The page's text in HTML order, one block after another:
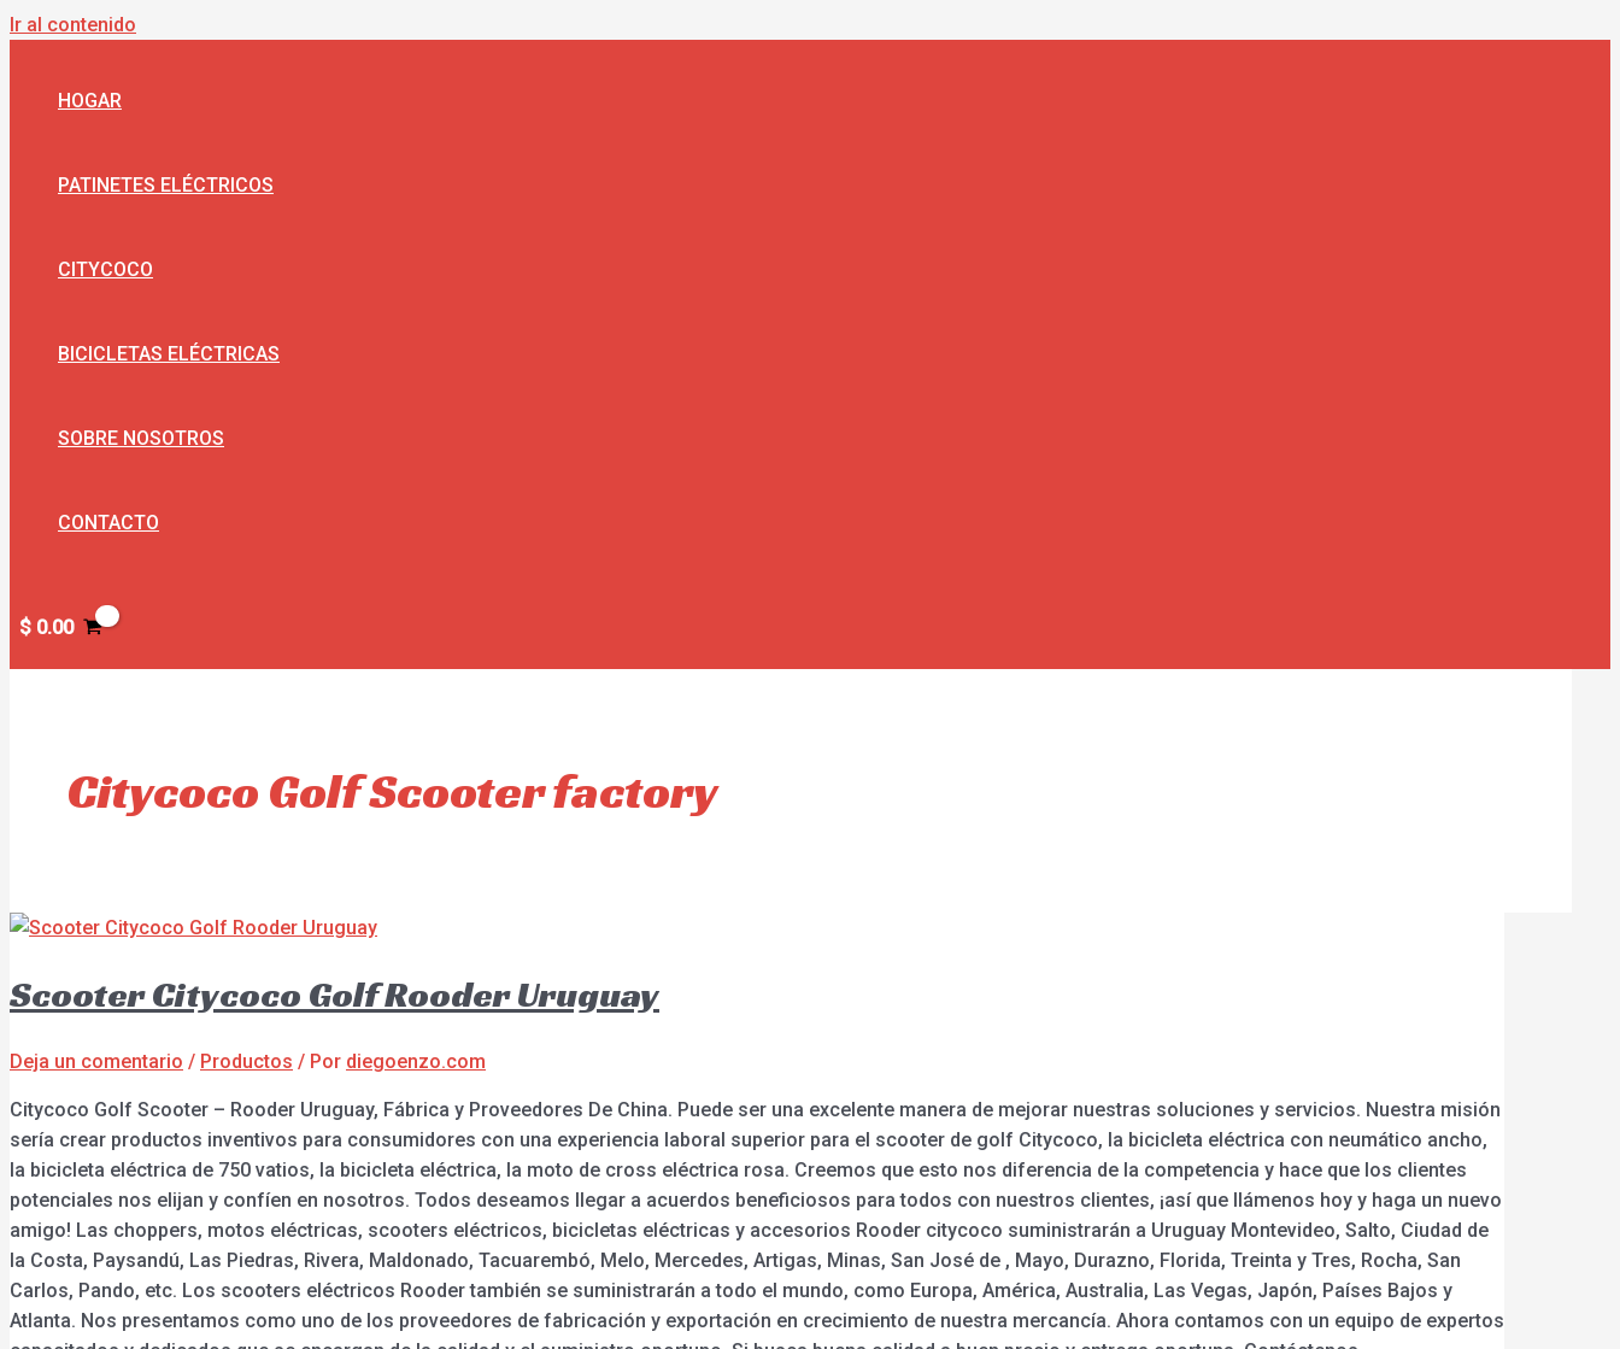
Ir al contenido
HOGAR
PATINETES ELÉCTRICOS
CITYCOCO
BICICLETAS ELÉCTRICAS
SOBRE NOSOTROS
CONTACTO
$ 0.00
Citycoco Golf Scooter factory
Scooter Citycoco Golf Rooder Uruguay
Deja un comentario / Productos / Por diegoenzo.com
Citycoco Golf Scooter – Rooder Uruguay, Fábrica y Proveedores De China. Puede ser una excelente manera de mejorar nuestras soluciones y servicios. Nuestra misión
sería crear productos inventivos para consumidores con una experiencia laboral superior para el scooter de golf Citycoco, la bicicleta eléctrica con neumático ancho,
la bicicleta eléctrica de 750 vatios, la bicicleta eléctrica, la moto de cross eléctrica rosa. Creemos que esto nos diferencia de la competencia y hace que los clientes
potenciales nos elijan y confíen en nosotros. Todos deseamos llegar a acuerdos beneficiosos para todos con nuestros clientes, ¡así que llámenos hoy y haga un nuevo
amigo! Las choppers, motos eléctricas, scooters eléctricos, bicicletas eléctricas y accesorios Rooder citycoco suministrarán a Uruguay Montevideo, Salto, Ciudad de
la Costa, Paysandú, Las Piedras, Rivera, Maldonado, Tacuarembó, Melo, Mercedes, Artigas, Minas, San José de , Mayo, Durazno, Florida, Treinta y Tres, Rocha, San
Carlos, Pando, etc. Los scooters eléctricos Rooder también se suministrarán a todo el mundo, como Europa, América, Australia, Las Vegas, Japón, Países Bajos y
Atlanta. Nos presentamos como uno de los proveedores de fabricación y exportación en crecimiento de nuestra mercancía. Ahora contamos con un equipo de expertos